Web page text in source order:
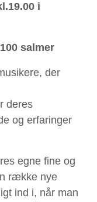
i
salmer
der
deres
og erfaringer
egne fine og
række nye
ind i, når man